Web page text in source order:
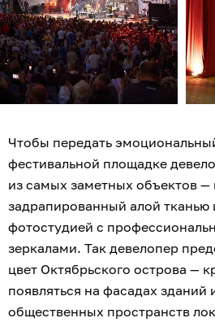
Чтобы передать
фестивальной площадке
из самых заметных объектов —
задрапированный алой тканью
фотостудией с
зеркалами. Так девелопер
цвет Октябрьского острова —
появляться на фасадах
общественных пространств